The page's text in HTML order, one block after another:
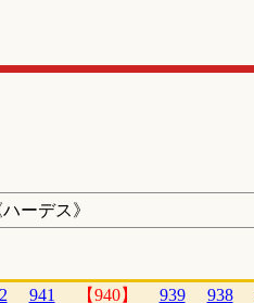
ーデス》
941 【940】 939 938